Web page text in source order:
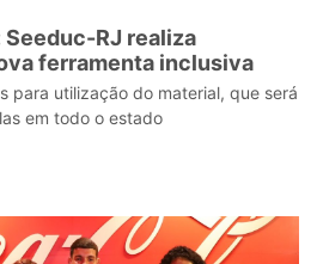
RJ realiza
ferramenta inclusiva
para utilização do material, que será
em todo o estado